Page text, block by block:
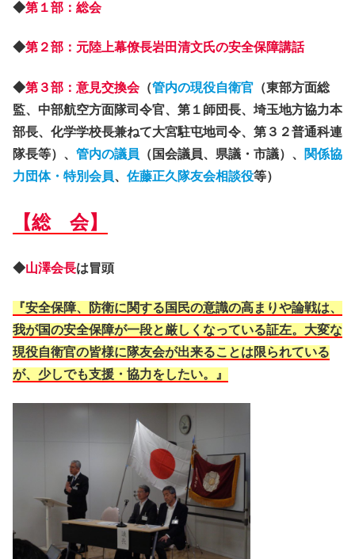
◆第１部：総会
◆第２部：元陸上幕僚長岩田清文氏の安全保障講話
◆第３部：意見交換会（管内の現役自衛官 （東部方面総
監、中部航空方面隊司令官、第１師団長、埼玉地方協力本
部長、化学学校長兼ねて大宮駐屯地司令、第３２普通科連
隊長等）、 管内の議員 （国会議員、県議・市議）、
関係協
力団体・特別会員、 佐藤正久隊友会相談役等）
【総 会】
◆山澤会長は冒頭
『安全保障、防衛に関する国民の意識の高まりや論戦は、
我が国の安全保障が一段と厳しくなっている証左。大変な
現役自衛官の皆様に隊友会が出来ることは限られている
が、少しでも支援・協力をしたい。』